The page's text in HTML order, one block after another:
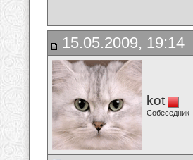
15.05.2009, 19:14
kot
Собеседник